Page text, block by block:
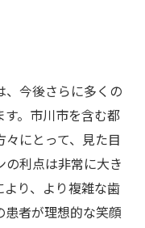
、今後さらに多くの
。市川市を含む都
にとって、見た目
の利点は非常に大き
り、より複雑な歯
者が理想的な笑顔